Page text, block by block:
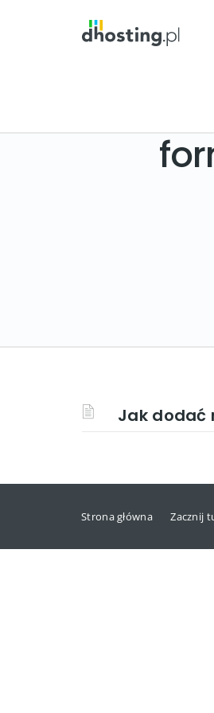
Jak dodać
Strona główna Zacznij